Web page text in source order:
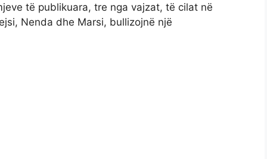
të publikuara, tre nga vajzat, të cilat në
Nenda dhe Marsi, bullizojnë një